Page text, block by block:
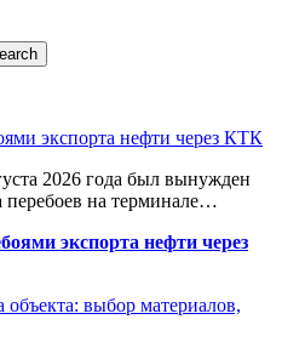
экспорта нефти через КТК
2026 года был вынужден
перебоев на терминале…
экспорта нефти через
выбор материалов,